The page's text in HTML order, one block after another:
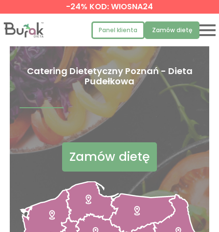
-24% KOD: WIOSNA24
Panel klienta Zamów dietę
Catering Dietetyczny Poznań - Dieta
Pudełkowa
Zamów dietę